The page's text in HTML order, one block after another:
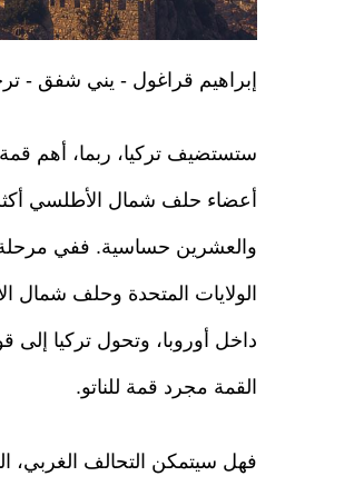
إبراهيم قراغول - يني شفق -
ستستضيف تركيا، ربما، أهم
أعضاء حلف شمال الأطلسي
والعشرين حساسية. ففي مرحلة
الولايات المتحدة وحلف شمال
داخل أوروبا، وتحول تركيا
القمة مجرد قمة للناتو.
فهل سيتمكن التحالف الغربي،